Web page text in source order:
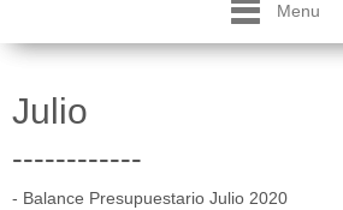
Menu
Julio
------------
- Balance Presupuestario Julio 2020